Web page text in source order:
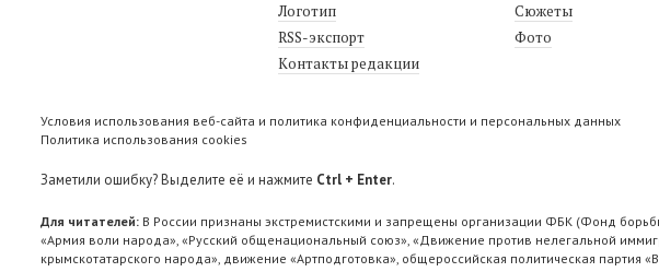
Логотип
RSS-экспорт
Контакты редакции
Сюжеты
Фото
Условия использования веб-сайта и политика конфиденциальности и персональных данных
Политика использования cookies
Заметили ошибку? Выделите её и нажмите Ctrl + Enter.
Для читателей: В России признаны экстремистскими и запрещены организации ФБК (Фонд
«Армия воли народа», «Русский общенациональный союз», «Движение против нелегальной
крымскотатарского народа», движение «Артподготовка», общероссийская политическая